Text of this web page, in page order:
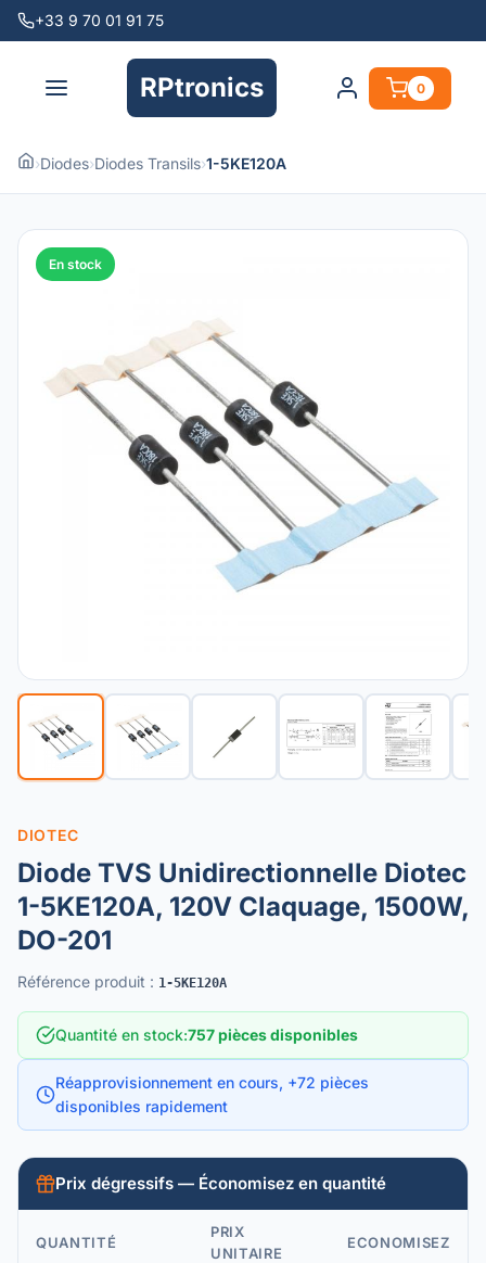
+33 9 70 01 91 75
RPtronics 0
›Diodes›Diodes Transils›1-5KE120A
En stock
DIOTEC
Diode TVS Unidirectionnelle Diotec
1-5KE120A, 120V Claquage, 1500W,
DO-201
Référence produit : 1-5KE120A
Quantité en stock:757 pièces disponibles
Réapprovisionnement en cours, +72 pièces
disponibles rapidement
Prix dégressifs — Économisez en quantité
QUANTITÉ
PRIX
UNITAIRE
ECONOMISEZ